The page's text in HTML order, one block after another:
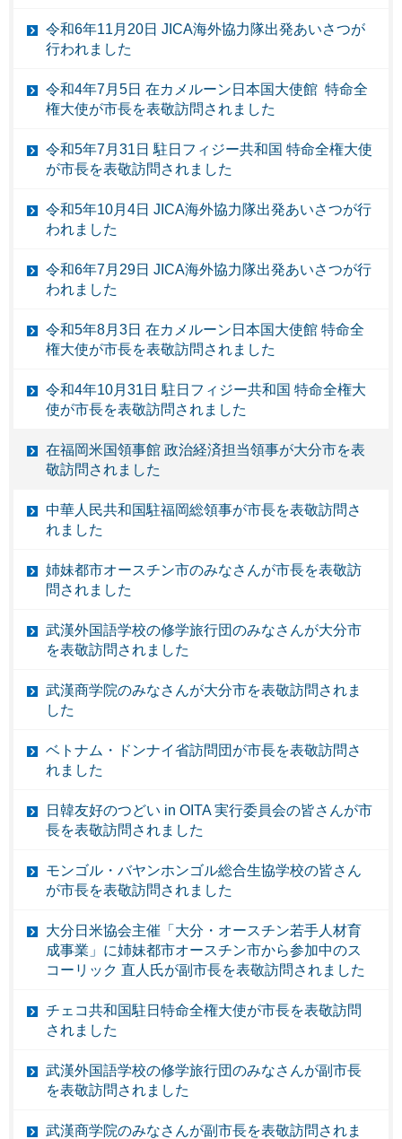
令和6年11月20日 JICA海外協力隊出発あいさつが
行われました
令和4年7月5日 在カメルーン日本国大使館 特命全
権大使が市長を表敬訪問されました
令和5年7月31日 駐日フィジー共和国 特命全権大使
が市長を表敬訪問されました
令和5年10月4日 JICA海外協力隊出発あいさつが行
われました
令和6年7月29日 JICA海外協力隊出発あいさつが行
われました
令和5年8月3日 在カメルーン日本国大使館 特命全
権大使が市長を表敬訪問されました
令和4年10月31日 駐日フィジー共和国 特命全権大
使が市長を表敬訪問されました
在福岡米国領事館 政治経済担当領事が大分市を表
敬訪問されました
中華人民共和国駐福岡総領事が市長を表敬訪問さ
れました
姉妹都市オースチン市のみなさんが市長を表敬訪
問されました
武漢外国語学校の修学旅行団のみなさんが大分市
を表敬訪問されました
武漢商学院のみなさんが大分市を表敬訪問されま
した
ベトナム・ドンナイ省訪問団が市長を表敬訪問さ
れました
日韓友好のつどい in OITA 実行委員会の皆さんが市
長を表敬訪問されました
モンゴル・バヤンホンゴル総合生協学校の皆さん
が市長を表敬訪問されました
大分日米協会主催「大分・オースチン若手人材育
成事業」に姉妹都市オースチン市から参加中のス
コーリック 直人氏が副市長を表敬訪問されました
チェコ共和国駐日特命全権大使が市長を表敬訪問
されました
武漢外国語学校の修学旅行団のみなさんが副市長
を表敬訪問されました
武漢商学院のみなさんが副市長を表敬訪問されま